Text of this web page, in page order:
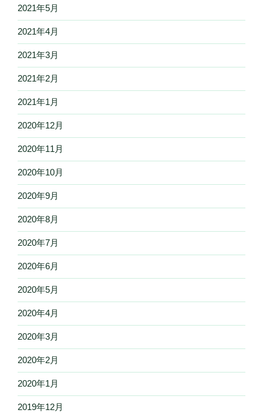
2021年5月
2021年4月
2021年3月
2021年2月
2021年1月
2020年12月
2020年11月
2020年10月
2020年9月
2020年8月
2020年7月
2020年6月
2020年5月
2020年4月
2020年3月
2020年2月
2020年1月
2019年12月